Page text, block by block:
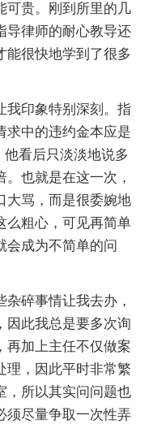
可贵。刚到所里的几
导律师的耐心教导还
能很快地学到了很多
我印象特别深刻。指
求中的违约金本应是
他看后只淡淡地说多
也就是在这一次，
大骂，而是很委婉地
么粗心，可见再简单
会成为不简单的问
碎事情让我去办，
因此我总是要多次询
再加上主任不仅做案
理，因此平时非常繁
，所以其实问问题也
须尽量争取一次性弄